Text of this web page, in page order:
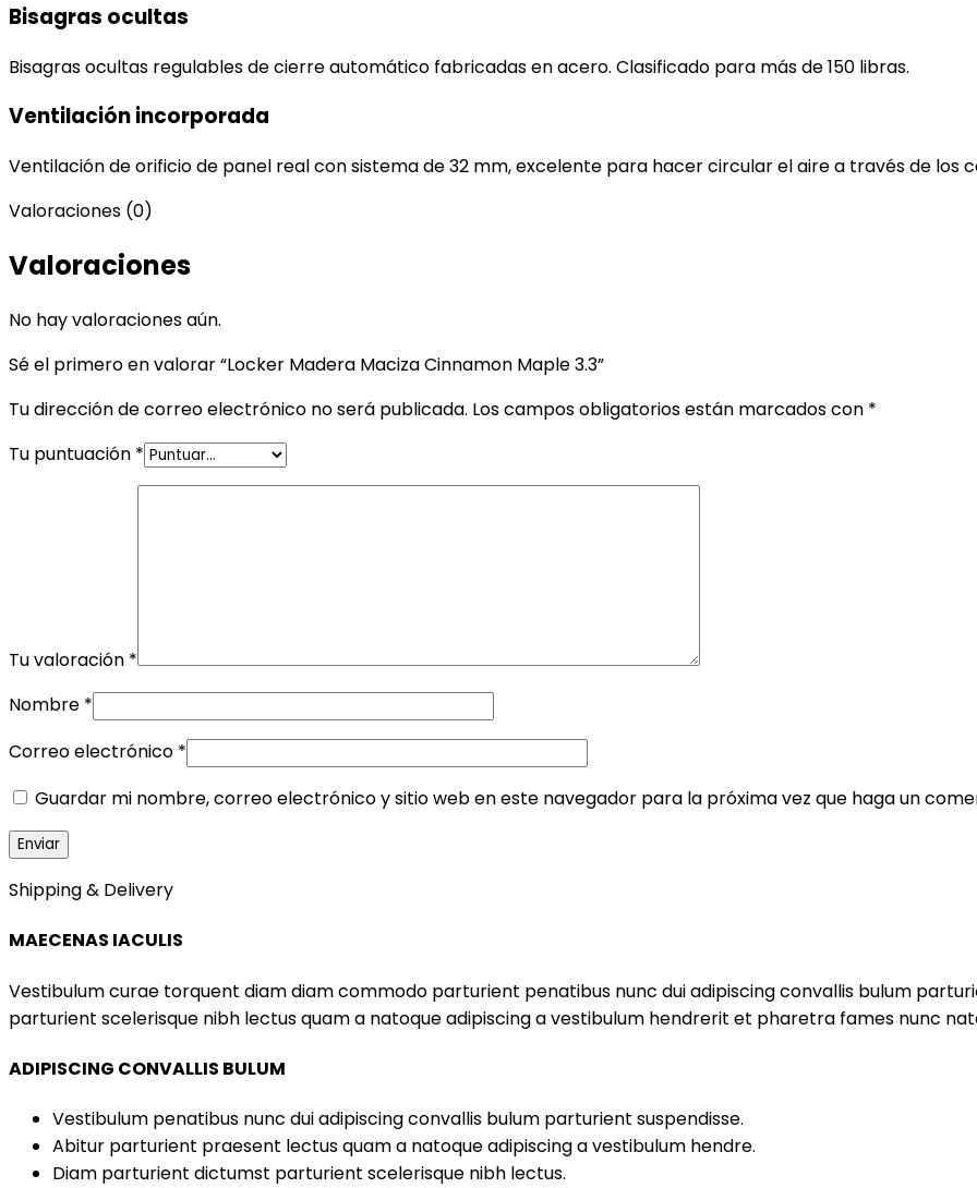
Bisagras ocultas
Bisagras ocultas regulables de cierre automático fabricadas en acero. Clasificado para más de 150 libras.
Ventilación incorporada
Ventilación de orificio de panel real con sistema de 32 mm, excelente para hacer circular el aire a través de los
Valoraciones (0)
Valoraciones
No hay valoraciones aún.
Sé el primero en valorar “Locker Madera Maciza Cinnamon Maple 3.3”
Tu dirección de correo electrónico no será publicada. Los campos obligatorios están marcados con *
Tu puntuación *
Tu valoración *
Nombre *
Correo electrónico *
Guardar mi nombre, correo electrónico y sitio web en este navegador para la próxima vez que haga un
Shipping & Delivery
MAECENAS IACULIS
Vestibulum curae torquent diam diam commodo parturient penatibus nunc dui adipiscing convallis bulum
parturient scelerisque nibh lectus quam a natoque adipiscing a vestibulum hendrerit et pharetra fames nunc
ADIPISCING CONVALLIS BULUM
Vestibulum penatibus nunc dui adipiscing convallis bulum parturient suspendisse.
Abitur parturient praesent lectus quam a natoque adipiscing a vestibulum hendre.
Diam parturient dictumst parturient scelerisque nibh lectus.